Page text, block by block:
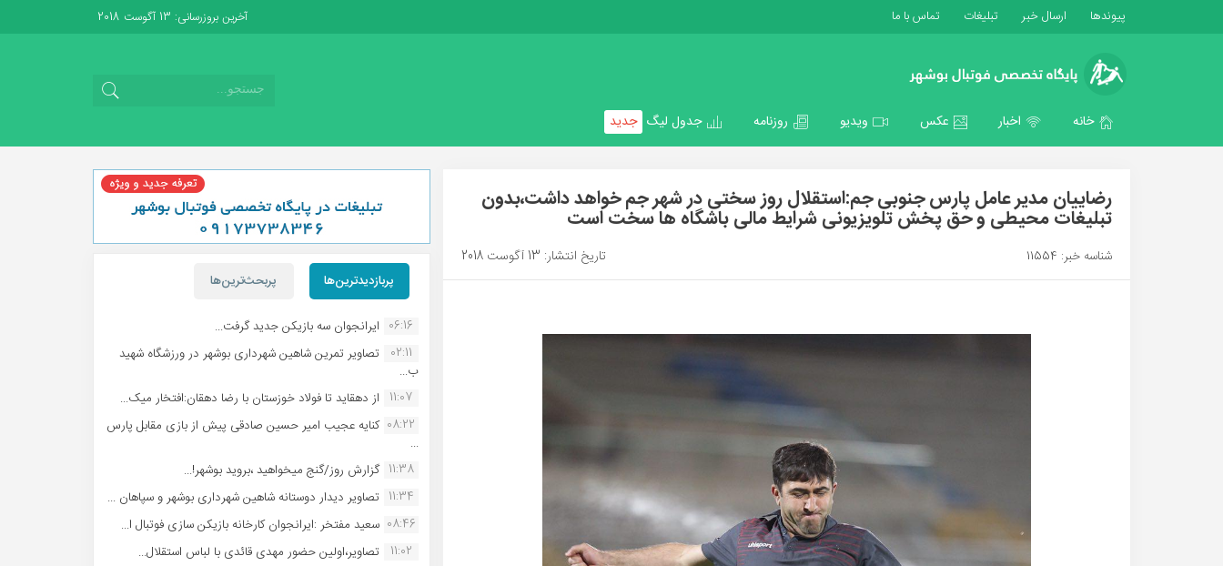
پیوندها ارسال خبر تبلیغات تماس با ما آخرین بروزرسانی: 13 آگوست 2018
خانه اخبار عکس ویدیو روزنامه جدول لیگ جدید
رضاییان مدیر عامل پارس جنوبی جم:استقلال روز سختی در شهر جم خواهد داشت،بدون
تبلیغات محیطی و حق پخش تلویزیونی شرایط مالی باشگاه ها سخت است
شناسه خبر: 11554 تاریخ انتشار: 13 آگوست 2018
پربازدیدترین‌ها پربحث‌ترین‌ها
06:16 ایرانجوان سه بازیکن جدید گرفت...
02:11
تصاویر تمرین شاهین شهردارى بوشهر در ورزشگاه شهید
ب...
11:07 از دهقاید تا فولاد خوزستان با رضا دهقان:افتخار میک...
08:22 کنایه عجیب امیر حسین صادقی پیش از بازی مقابل پارس
...
11:38 گزارش روز/گنج میخواهید ،بروید بوشهر!...
11:34 تصاویر دیدار دوستانه شاهین شهردارى بوشهر و سپاهان ...
08:46 سعید مفتخر :ایرانجوان کارخانه بازیکن سازی فوتبال ا...
11:02
تصاویر،اولین حضور مهدی قائدی با لباس استقلال...